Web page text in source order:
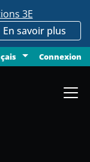
3E
En savoir plus
Connexion